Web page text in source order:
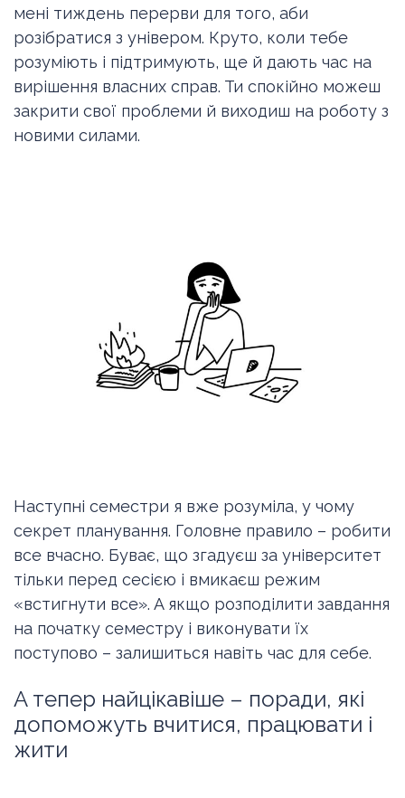
мені тиждень перерви для того, аби
розібратися з універом. Круто, коли тебе
розуміють і підтримують, ще й дають час на
вирішення власних справ. Ти спокійно можеш
закрити свої проблеми й виходиш на роботу з
новими силами.
Наступні семестри я вже розуміла, у чому
секрет планування. Головне правило – робити
все вчасно. Буває, що згадуєш за університет
тільки перед сесією і вмикаєш режим
«встигнути все». А якщо розподілити завдання
на початку семестру і виконувати їх
поступово – залишиться навіть час для себе.
А тепер найцікавіше – поради, які
допоможуть вчитися, працювати і
жити